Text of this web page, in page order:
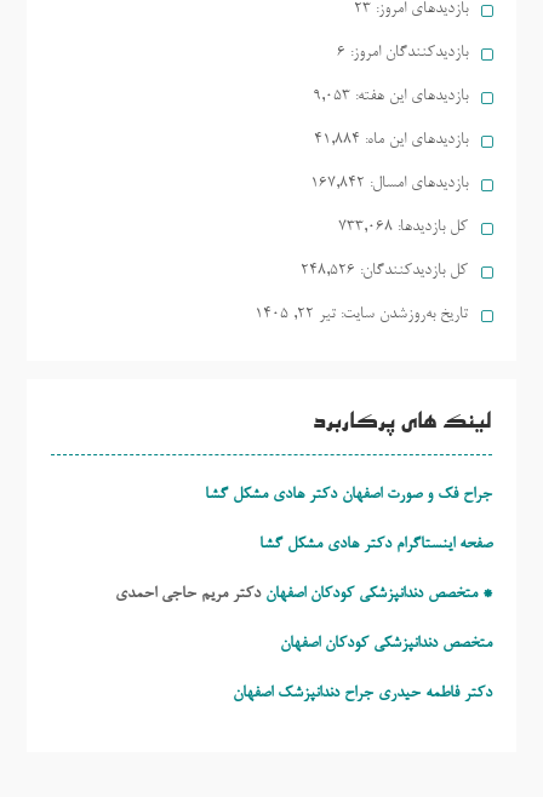
بازدیدهای امروز: 23
بازدیدکنندگان امروز: 6
بازدیدهای این هفته: 9,053
بازدیدهای این ماه: 41,884
بازدیدهای امسال: 167,842
کل بازدیدها: 733,068
کل بازدیدکنند‌گان: 248,526
تاریخ به‌روزشدن سایت: تیر ۲۲, ۱۴۰۵
لینک های پرکاربرد
جراح فک و صورت اصفهان دکتر هادی مشکل گشا
صفحه اینستاگرام دکتر هادی مشکل گشا
* متخصص دندانپزشکی کودکان اصفهان دکتر مریم حاجی احمدی
متخصص دندانپزشکی کودکان اصفهان
دکتر فاطمه حیدری جراح دندانپزشک اصفهان